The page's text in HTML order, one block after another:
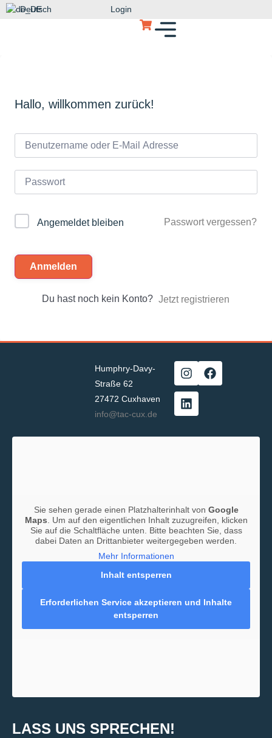
Deutsch Login
Hallo, willkommen zurück!
Angemeldet bleiben Passwort vergessen?
Anmelden
Du hast noch kein Konto? Jetzt registrieren
Humphry-Davy-
Straße 62
27472 Cuxhaven
info@tac-cux.de
Sie sehen gerade einen Platzhalterinhalt von Google
Maps . Um auf den eigentlichen Inhalt zuzugreifen, klicken
Sie auf die Schaltfläche unten. Bitte beachten Sie, dass
dabei Daten an Drittanbieter weitergegeben werden.
Mehr Informationen
Inhalt entsperren
Erforderlichen Service akzeptieren und Inhalte
entsperren
LASS UNS SPRECHEN!